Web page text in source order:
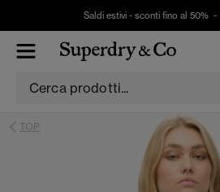
Saldi estivi - sconti fino al 50% -
TOP